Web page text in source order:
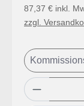
87,37 € inkl.
zzgl.
Produkt